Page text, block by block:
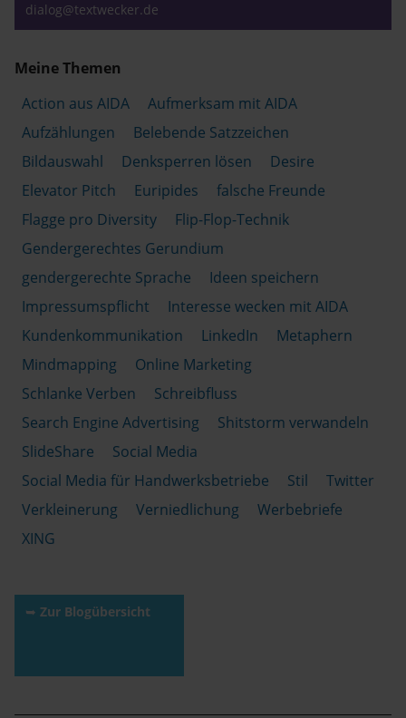
dialog@textwecker.de
Meine Themen
Action aus AIDA
Aufmerksam mit AIDA
Aufzählungen
Belebende Satzzeichen
Bildauswahl
Denksperren lösen
Desire
Elevator Pitch
Euripides
falsche Freunde
Flagge pro Diversity
Flip-Flop-Technik
Gendergerechtes Gerundium
gendergerechte Sprache
Ideen speichern
Impressumspflicht
Interesse wecken mit AIDA
Kundenkommunikation
LinkedIn
Metaphern
Mindmapping
Online Marketing
Schlanke Verben
Schreibfluss
Search Engine Advertising
Shitstorm verwandeln
SlideShare
Social Media
Social Media für Handwerksbetriebe
Stil
Twitter
Verkleinerung
Verniedlichung
Werbebriefe
XING
➥Zur Blogübersicht